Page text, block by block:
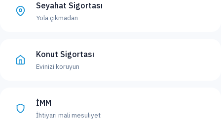
Seyahat Sigortası
Yola çıkmadan
Konut Sigortası
Evinizi koruyun
İMM
İhtiyari mali mesuliyet